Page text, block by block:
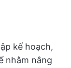
kế hoạch,
nhằm nâng